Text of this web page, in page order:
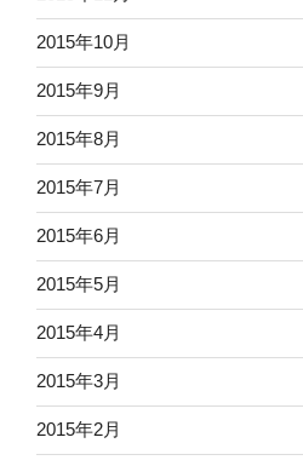
2015年10月
2015年9月
2015年8月
2015年7月
2015年6月
2015年5月
2015年4月
2015年3月
2015年2月